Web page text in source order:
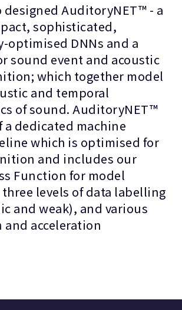
designed AuditoryNET™ - a
sophisticated,
optimised DNNs and a
sound event and acoustic
which together model
and temporal
of sound. AuditoryNET™
a dedicated machine
which is optimised for
and includes our
Function for model
levels of data labelling
and weak), and various
and acceleration